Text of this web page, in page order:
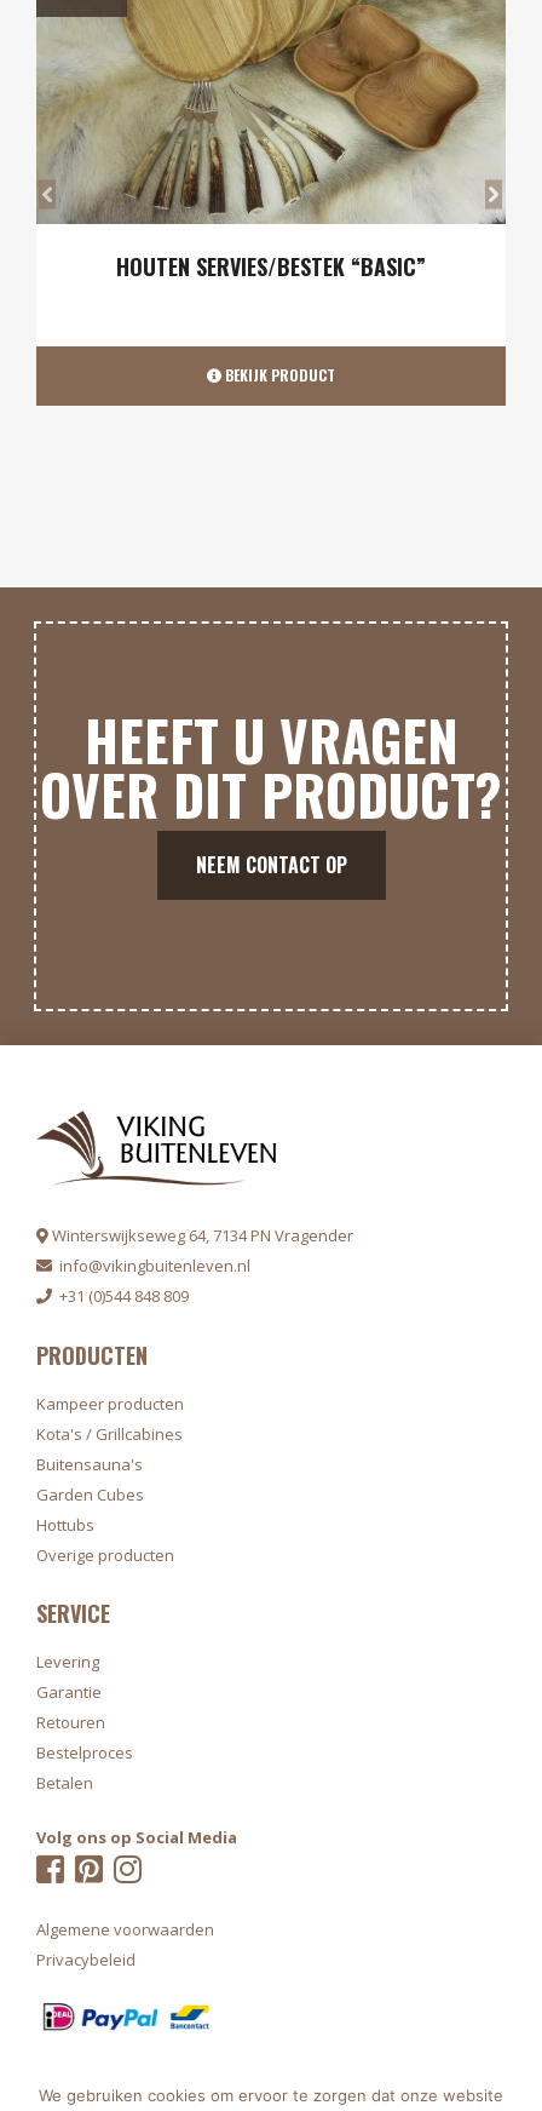
HOUTEN SERVIES/BESTEK “LUXE”
BEKIJK PRODUCT
HEEFT U VRAGEN
OVER DIT PRODUCT?
NEEM CONTACT OP
We gebruiken cookies om ervoor te zorgen dat onze website
Winterswijkseweg 64, 7134 PN Vragender
info@vikingbuitenleven.nl
+31 (0)544 848 809
PRODUCTEN
Kampeer producten
Kota's / Grillcabines
Buitensauna's
Garden Cubes
Hottubs
Overige producten
SERVICE
Levering
Garantie
Retouren
Bestelproces
Betalen
Volg ons op Social Media
Algemene voorwaarden
Privacybeleid